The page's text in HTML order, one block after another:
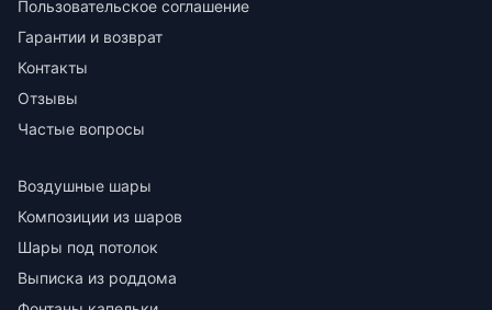
Пользовательское соглашение
Гарантии и возврат
Контакты
Отзывы
Частые вопросы
Воздушные шары
Композиции из шаров
Шары под потолок
Выписка из роддома